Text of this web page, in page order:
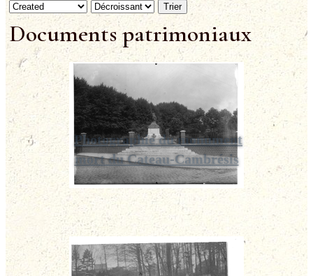
Trier
Documents patrimoniaux
Photographie du monument
mort du Cateau-Cambrésis